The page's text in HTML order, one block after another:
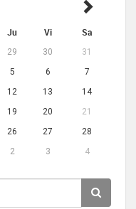
Ju Vi Sa
29 30
31
5 6
7
12 13
14
19 20
21
26 27
28
2 3 4